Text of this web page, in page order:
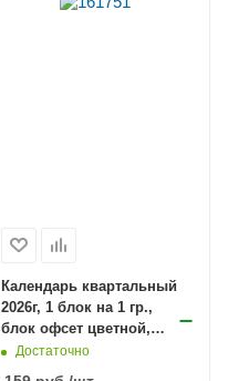
Календарь квартальный
2026г, 1 блок на 1 гр.,
блок офсет цветной,
Люкс, City Style, с бегун.,
Достаточно